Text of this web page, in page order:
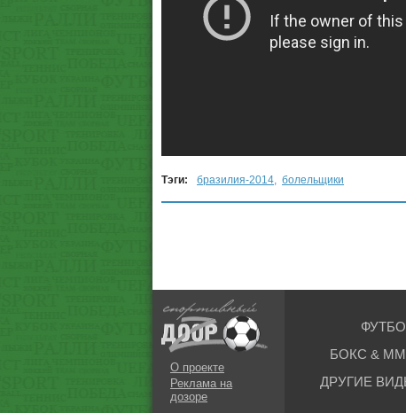
Тэги: бразилия-2014, болельщики
О проекте
Реклама на
дозоре
БОКС &
ДРУГИЕ